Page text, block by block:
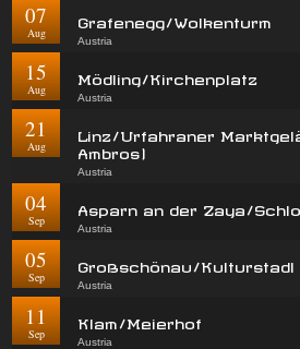
07
Aug
Grafenegg/Wolkenturm
Austria
15
Aug
Mödling/Kirchenplatz
Austria
21
Aug
Linz/Urfahraner
Ambros)
Austria
04
Sep
Asparn an der Zaya/
Austria
05
Sep
Großschönau/Kulturstadl
Austria
11
Sep
Klam/Meierhof
Austria